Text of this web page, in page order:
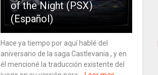
of the Night (PSX)
(Español)
Hace ya tiempo por aquí hablé del
aniversario de la saga Castlevania , y en
él mencioné la traducción existente del